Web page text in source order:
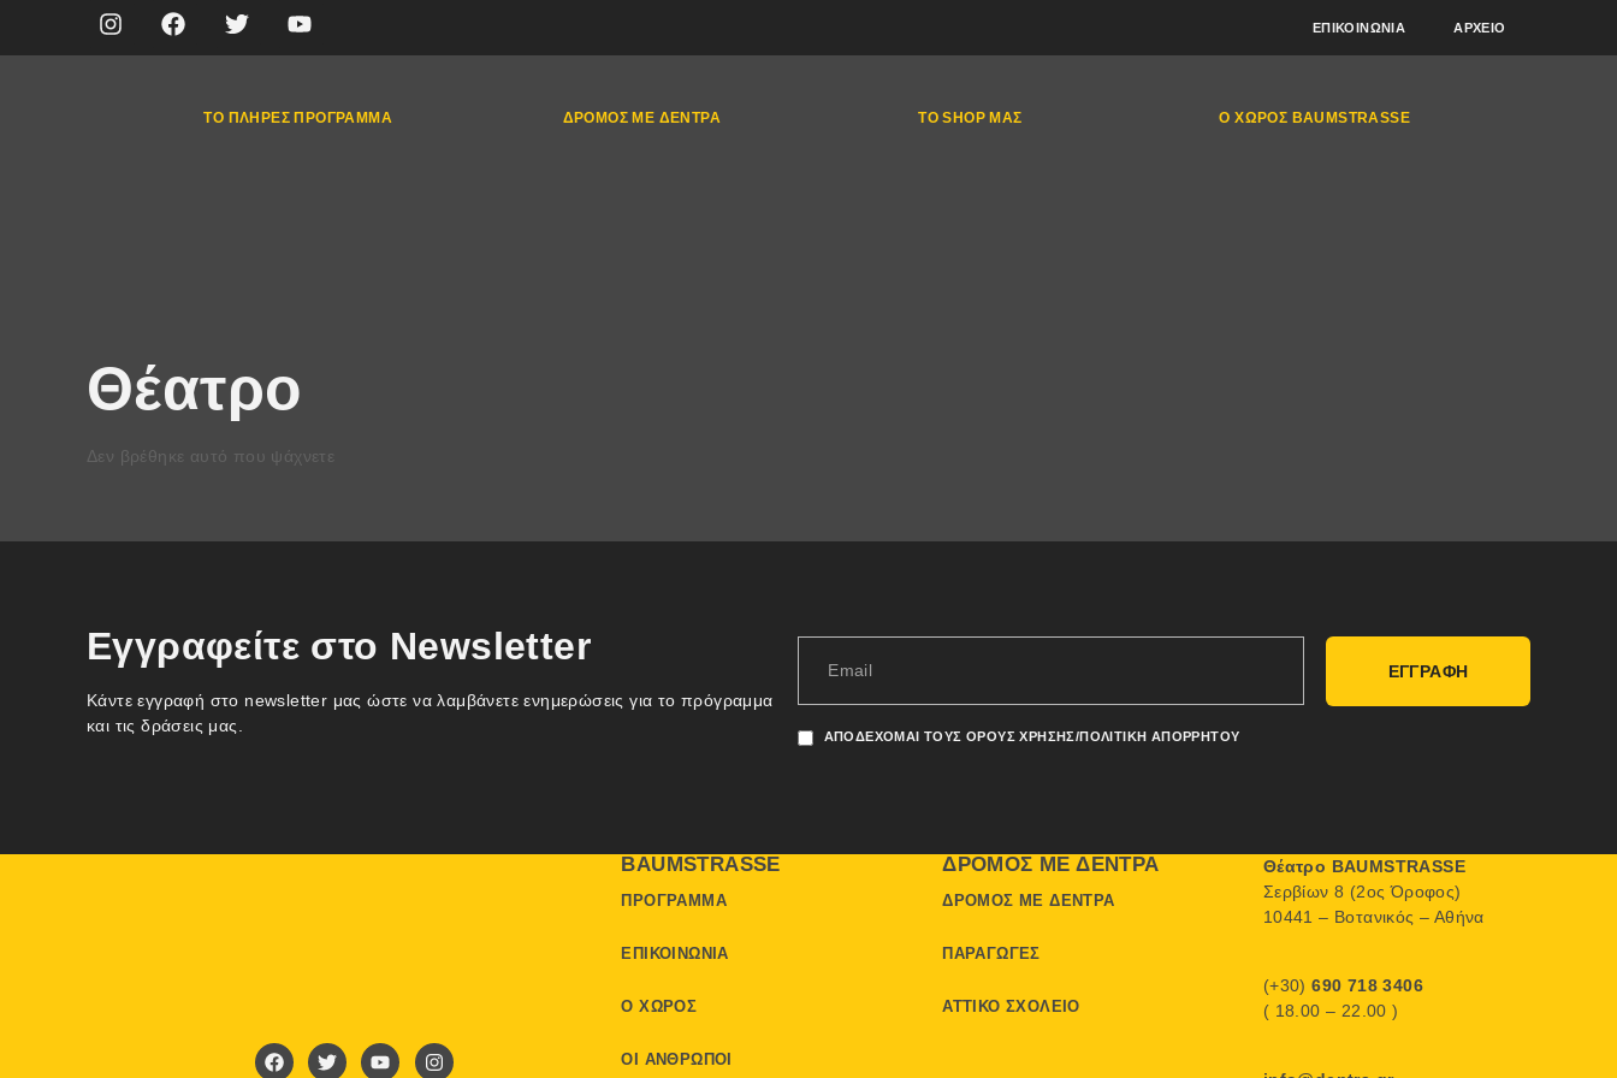
ΕΠΙΚΟΙΝΩΝΊΑ ΑΡΧΕΊΟ
ΤΟ ΠΛΉΡΕΣ ΠΡΌΓΡΑΜΜΑ ΔΡΌΜΟΣ ΜΕ ΔΈΝΤΡΑ ΤΟ SHOP ΜΑΣ Ο ΧΏΡΟΣ BAUMSTRASSE
Θέατρο
Δεν βρέθηκε αυτό που ψάχνετε
Εγγραφείτε στο Newsletter
Κάντε εγγραφή στο newsletter μας ώστε να λαμβάνετε ενημερώσεις για το πρόγραμμα
και τις δράσεις μας.
ΑΠΟΔΈΧΟΜΑΙ ΤΟΥΣ ΌΡΟΥΣ ΧΡΉΣΗΣ/ΠΟΛΙΤΙΚΉ ΑΠΟΡΡΉΤΟΥ
ΕΓΓΡΑΦΗ
BAUMSTRASSE
ΠΡΌΓΡΑΜΜΑ
ΕΠΙΚΟΙΝΩΝΊΑ
Ο ΧΏΡΟΣ
ΟΙ ΆΝΘΡΩΠΟΙ
ΔΡΌΜΟΣ ΜΕ ΔΈΝΤΡΑ
ΔΡΌΜΟΣ ΜΕ ΔΈΝΤΡΑ
ΠΑΡΑΓΩΓΈΣ
ΑΤΤΙΚΌ ΣΧΟΛΕΊΟ
Θέατρο BAUMSTRASSE
Σερβίων 8 (2ος Όροφος)
10441 – Βοτανικός – Αθήνα
(+30)690 718 3406
( 18.00 – 22.00 )